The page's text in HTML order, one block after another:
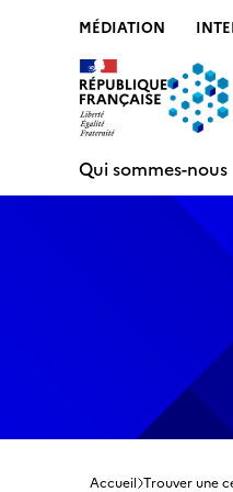
MÉDIATION
Qui sommes-nous
Accueil Trouver une